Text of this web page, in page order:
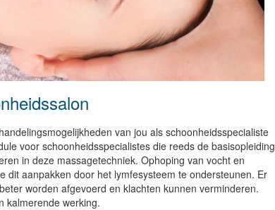
van jou als schoonheidsspecialiste
voor schoonheidsspecialistes die reeds de basisopleiding
in deze massagetechniek. Ophoping van vocht en
dit aanpakken door het lymfesysteem te ondersteunen. Er
worden afgevoerd en klachten kunnen verminderen.
kalmerende werking.